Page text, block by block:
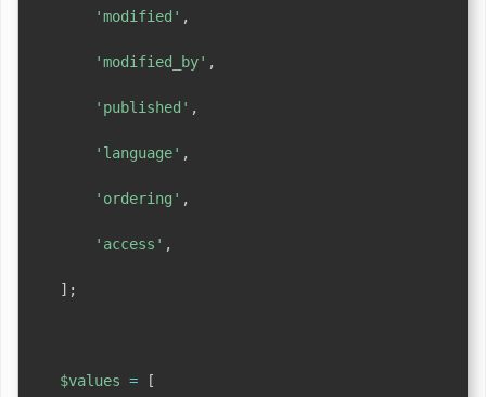
'modified' ,
'modified_by' ,
'published' ,
'language' ,
'ordering' ,
'access' ,
] ;
$values = [